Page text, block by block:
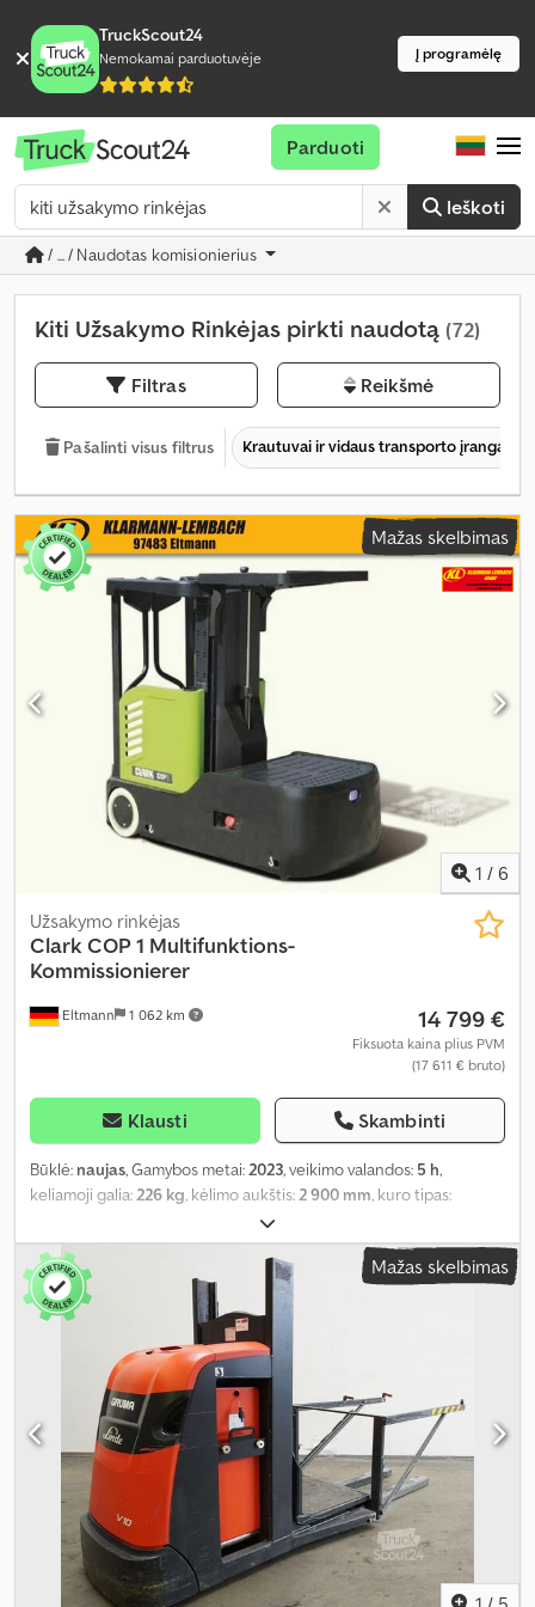
TruckScout24
Nemokamai parduotuvėje Į programėlę
Ieškoti
Parduoti
/ ... / Naudotas komisionierius
Kiti Užsakymo Rinkėjas pirkti naudotą (72)
Filtras Reikšmė
Pašalinti visus filtrus Krautuvai ir vidaus transporto įranga
Mažas skelbimas
1 / 6
Eltmann 1 062 km
Užsakymo rinkėjas
ClarkCOP 1 Multifunktions-
Kommissionierer
14 799 €
Fiksuota kaina plius PVM
(17 611 € bruto)
Klausti Skambinti
Būklė: naujas, Gamybos metai:2023, veikimo valandos: 5 h,
keliamoji galia:226 kg, kėlimo aukštis:2 900 mm, kuro tipas:
UVV saugos patikra
Mažas skelbimas